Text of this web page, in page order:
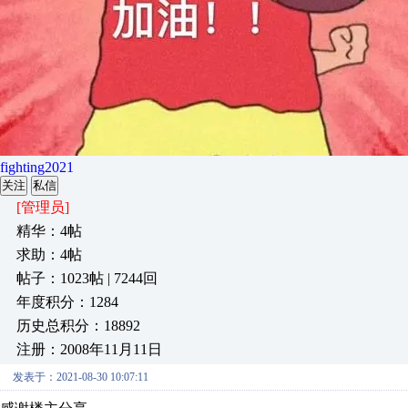
fighting2021
关注 私信
[管理员]
精华：4帖
求助：4帖
帖子：1023帖 | 7244回
年度积分：1284
历史总积分：18892
注册：2008年11月11日
发表于：2021-08-30 10:07:11